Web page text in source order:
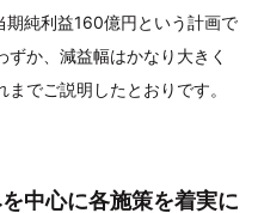
純利益160億円という計画で
か、減益幅はかなり大きく
でご説明したとおりです。
中心に各施策を着実に